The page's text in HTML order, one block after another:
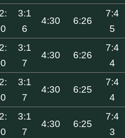
3:1
6
4:30 6:26
7:4
5
3:1
7
4:30 6:26
7:4
4
3:1
7
4:30 6:25
7:4
4
3:1
7
4:30 6:25
7:4
3